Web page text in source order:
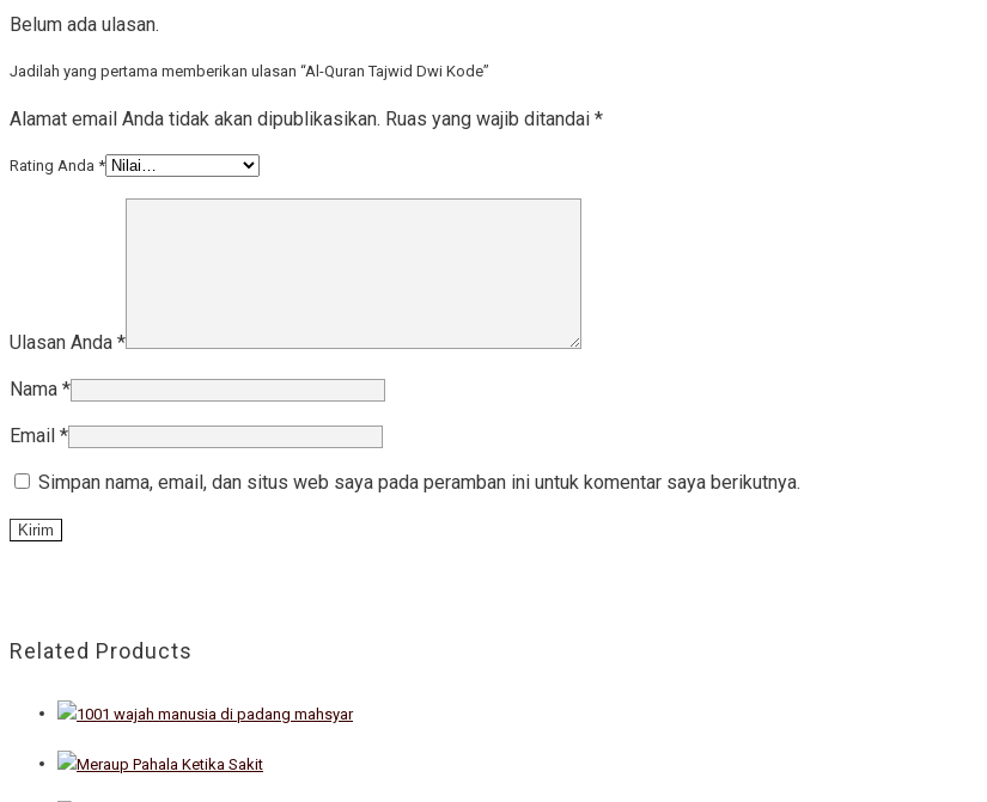
Belum ada ulasan.
Jadilah yang pertama memberikan ulasan “Al-Quran Tajwid Dwi Kode”
Alamat email Anda tidak akan dipublikasikan. Ruas yang wajib ditandai *
Rating Anda *
Ulasan Anda *
Nama *
Email *
Simpan nama, email, dan situs web saya pada peramban ini untuk komentar saya berikutnya.
Related Products